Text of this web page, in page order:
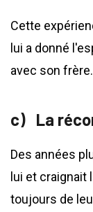
Cette
lui a donné
avec son frère.
La
Des années
lui et craignait
toujours de